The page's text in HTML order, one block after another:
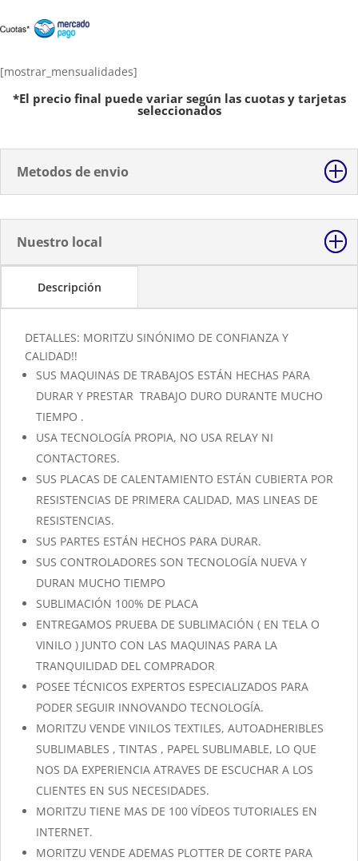
Industrial
Sublimacion
Dtf
60X80cm
[mostrar_mensualidades]
*El precio final puede variar según las cuotas y tarjetas
seleccionados
Metodos de envio
Nuestro local
Descripción
DETALLES: MORITZU SINÓNIMO DE CONFIANZA Y
CALIDAD!!
SUS MAQUINAS DE TRABAJOS ESTÁN HECHAS PARA
DURAR Y PRESTAR TRABAJO DURO DURANTE MUCHO
TIEMPO .
USA TECNOLOGÍA PROPIA, NO USA RELAY NI
CONTACTORES.
SUS PLACAS DE CALENTAMIENTO ESTÁN CUBIERTA POR
RESISTENCIAS DE PRIMERA CALIDAD, MAS LINEAS DE
RESISTENCIAS.
SUS PARTES ESTÁN HECHOS PARA DURAR.
SUS CONTROLADORES SON TECNOLOGÍA NUEVA Y
DURAN MUCHO TIEMPO
SUBLIMACIÓN 100% DE PLACA
ENTREGAMOS PRUEBA DE SUBLIMACIÓN ( EN TELA O
VINILO ) JUNTO CON LAS MAQUINAS PARA LA
TRANQUILIDAD DEL COMPRADOR
POSEE TÉCNICOS EXPERTOS ESPECIALIZADOS PARA
PODER SEGUIR INNOVANDO TECNOLOGÍA.
MORITZU VENDE VINILOS TEXTILES, AUTOADHERIBLES
SUBLIMABLES , TINTAS , PAPEL SUBLIMABLE, LO QUE
NOS DA EXPERIENCIA ATRAVES DE ESCUCHAR A LOS
CLIENTES EN SUS NECESIDADES.
MORITZU TIENE MAS DE 100 VÍDEOS TUTORIALES EN
INTERNET.
MORITZU VENDE ADEMAS PLOTTER DE CORTE PARA